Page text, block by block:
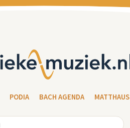
PODIA BACH AGENDA MATTHAUS